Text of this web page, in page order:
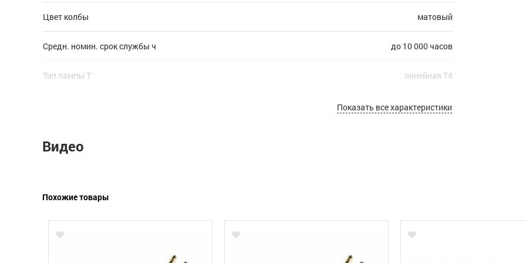
Цвет колбы матовый
Средн. номин. срок службы ч до 10 000 часов
Тип лампы Т линейная Т4
G5
Показать все характеристики
Видео
Похожие товары